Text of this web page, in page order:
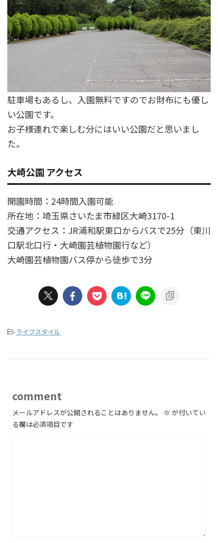
駐車場もあるし、入園無料ですのでお財布にも優し
い公園です。
お子様連れで楽しむ分にはいい公園だと思いまし
た。
大崎公園 アクセス
開園時間：24時間入園可能
所在地：埼玉県さいたま市緑区大崎3170-1
交通アクセス：JR浦和駅東口からバスで25分（東川
口駅北口行・大崎園芸植物園行など）
大崎園芸植物園バス停から徒歩で3分
-ライフスタイル
comment
メールアドレスが公開されることはありません。 ※ が付いてい
る欄は必須項目です